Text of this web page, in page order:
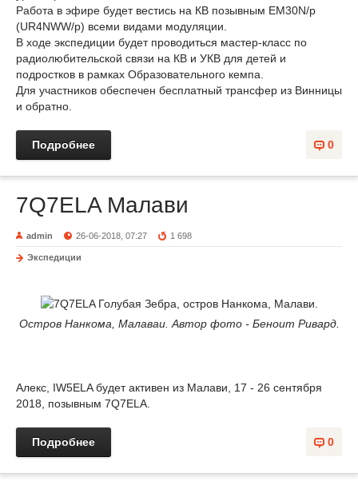
Работа в эфире будет вестись на КВ позывным EM30N/p
(UR4NWW/p) всеми видами модуляции.
В ходе экспедиции будет проводиться мастер-класс по
радиолюбительской связи на КВ и УКВ для детей и
подростков в рамках Образовательного кемпа.
Для участников обеспечен бесплатный трансфер из Винницы
и обратно.
0
Подробнее
7Q7ELA Малави
admin 26-06-2018, 07:27 1 698
Экспедиции
Остров Нанкома, Малаваи. Автор фото - Беноит Ривард.
Алекс, IW5ELA будет активен из Малави, 17 - 26 сентября
2018, позывным 7Q7ELA.
0
Подробнее